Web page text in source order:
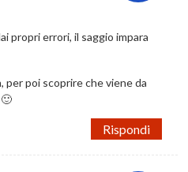
propri errori, il saggio impara
per poi scoprire che viene da
Rispondi